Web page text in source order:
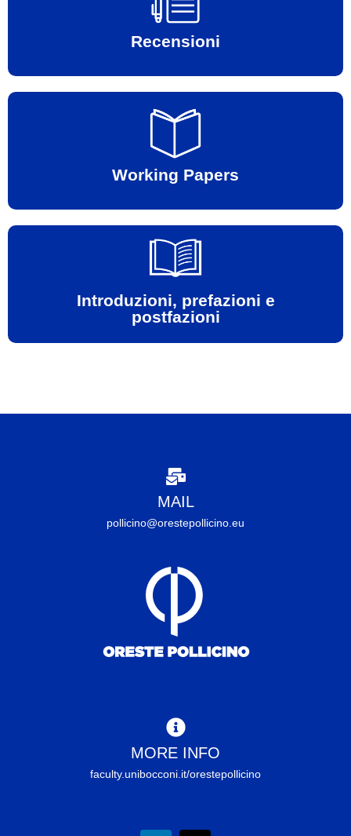
Recensioni
Vai alla sezione
Working Papers
Vai alla sezione
Introduzioni, prefazioni e
postfazioni
MAIL
pollicino@orestepollicino.eu
MORE INFO
faculty.unibocconi.it/orestepollicino